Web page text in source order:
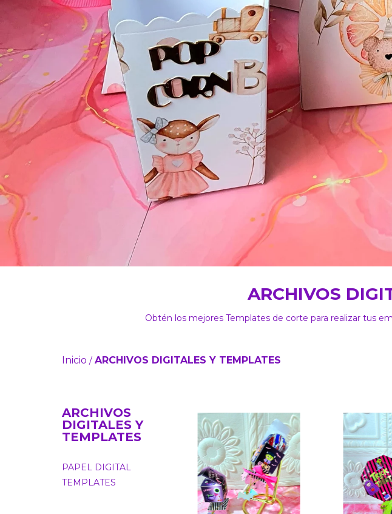
ARCHIVOS
Obtén los mejores Templates de corte para realizar tus
Inicio / ARCHIVOS DIGITALES Y TEMPLATES
ARCHIVOS
DIGITALES Y
TEMPLATES
PAPEL DIGITAL
TEMPLATES